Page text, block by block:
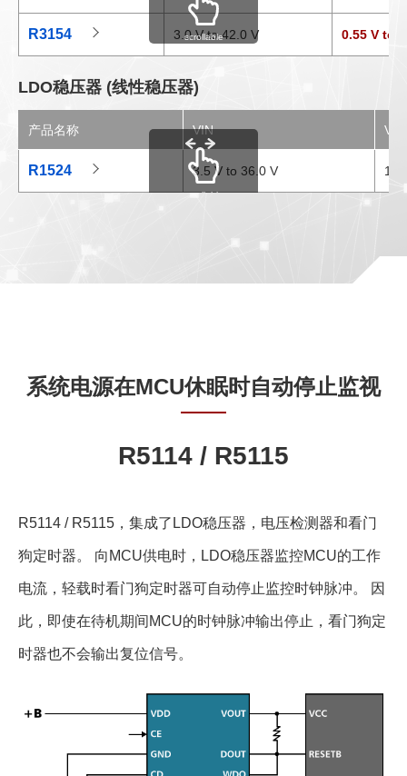
R3154 3.0 V to 42.0 V 0.55 V to
scrollable
LDO稳压器 (线性稳压器)
产品名称 VIN
R1524 3.5 V to 36.0 V 1.8
scrollable
系统电源在MCU休眠时自动停止监视
R5114 / R5115
R5114 / R5115，集成了LDO稳压器，电压检测器和看门
狗定时器。 向MCU供电时，LDO稳压器监控MCU的工作
电流，轻载时看门狗定时器可自动停止监控时钟脉冲。 因
此，即使在待机期间MCU的时钟脉冲输出停止，看门狗定
时器也不会输出复位信号。